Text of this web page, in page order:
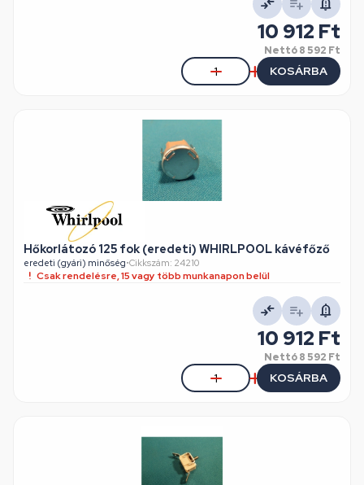
10 912 Ft
Nettó8 592 Ft
KOSÁRBA
Hőkorlátozó 125 fok (eredeti) WHIRLPOOL kávéfőző
eredeti (gyári) minőség•Cikkszám: 24210
Csak rendelésre, 15 vagy több munkanapon belül
10 912 Ft
Nettó8 592 Ft
KOSÁRBA